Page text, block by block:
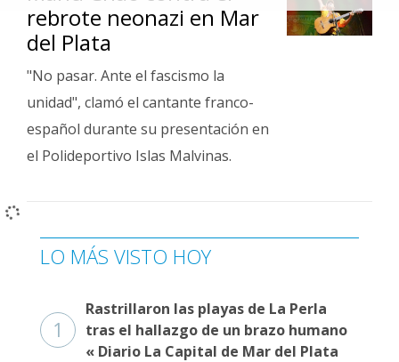
Fúnebres
rebrote neonazi en Mar
del Plata
"No pasar. Ante el fascismo la
unidad", clamó el cantante franco-
español durante su presentación en
el Polideportivo Islas Malvinas.
LO MÁS VISTO HOY
1
Rastrillaron las playas de La Perla
tras el hallazgo de un brazo humano
« Diario La Capital de Mar del Plata